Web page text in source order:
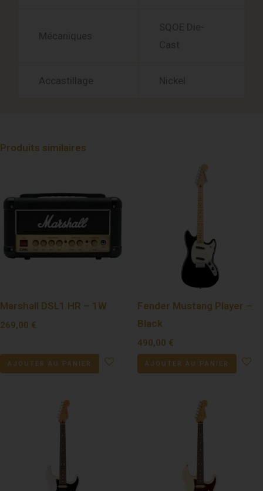
Mécaniques
SQOE Die-
Cast
Accastillage Nickel
Produits similaires
Marshall DSL1 HR – 1W
269,00 €
AJOUTER AU PANIER
Fender Mustang Player –
Black
490,00 €
AJOUTER AU PANIER